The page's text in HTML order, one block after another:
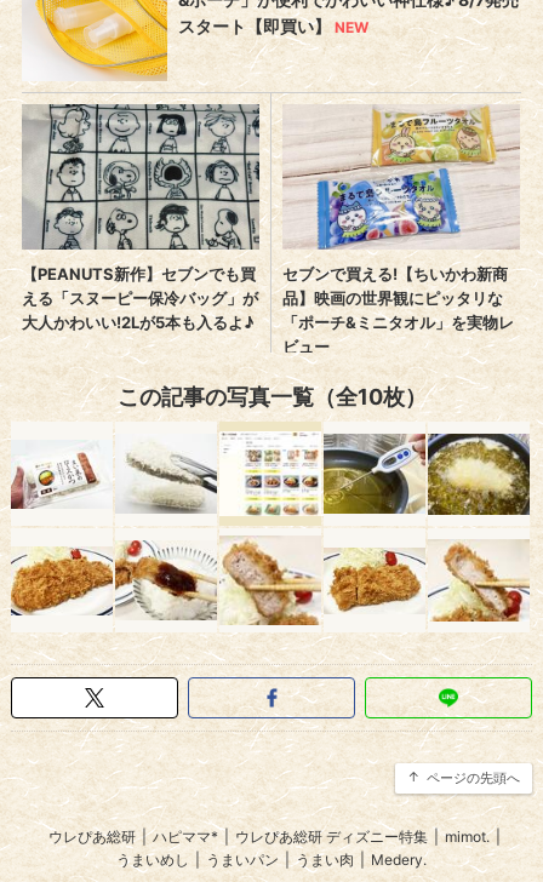
この記事の写真一覧（全10枚）
ページの先頭へ
ウレぴあ総研 | ハピママ* ウレぴあ総研 ディズニー特集 | mimot.
うまいめし
| うまいパン | うまい肉 Medery.